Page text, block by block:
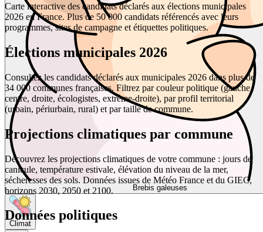
Brebis galeuses
Climat
Carte interactive des candidats déclarés aux élections municipales
2026 en France. Plus de 50 000 candidats référencés avec leurs
programmes, sites de campagne et étiquettes politiques.
Élections municipales 2026
Consultez les candidats déclarés aux municipales 2026 dans plus de
34 000 communes françaises. Filtrez par couleur politique (gauche,
centre, droite, écologistes, extrême-droite), par profil territorial
(urbain, périurbain, rural) et par taille de commune.
Projections climatiques par commune
Découvrez les projections climatiques de votre commune : jours de
canicule, température estivale, élévation du niveau de la mer,
sécheresses des sols. Données issues de Météo France et du GIEC,
horizons 2030, 2050 et 2100.
Données politiques